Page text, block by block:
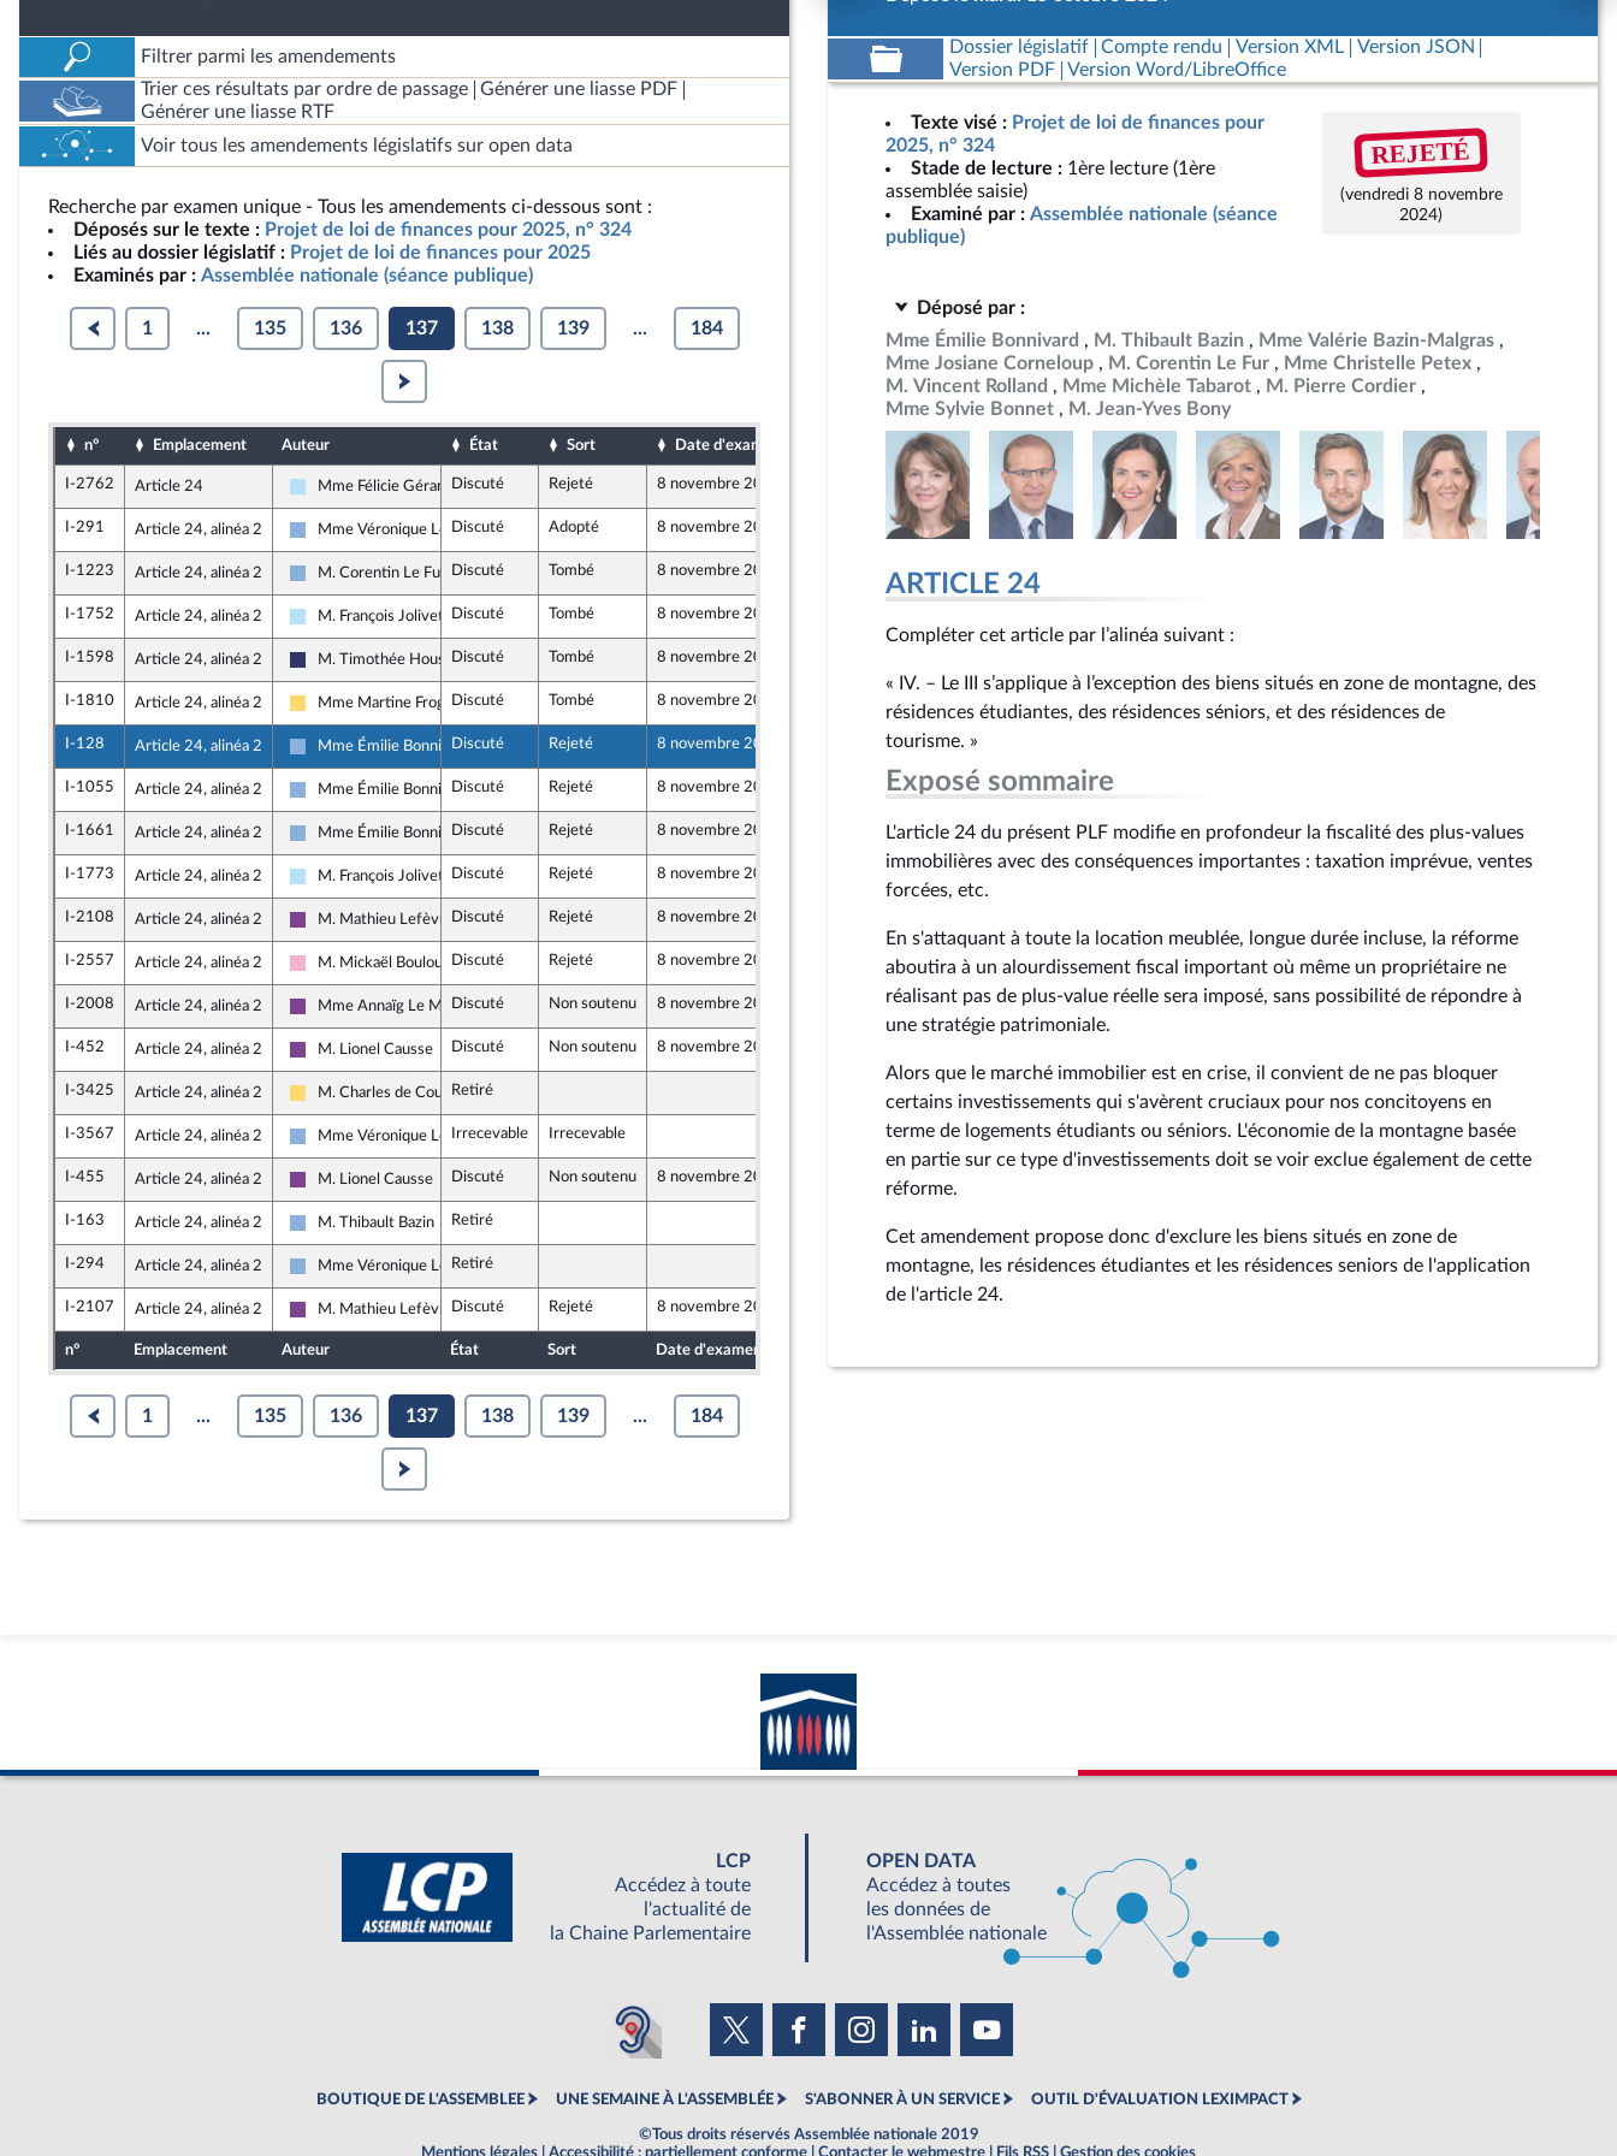
Filtrer parmi les amendements
Trier ces résultats par ordre de passage
Générer une liasse PDF
Générer une liasse RTF
Voir tous les amendements législatifs sur open data
Recherche par examen unique - Tous les amendements ci-dessous sont :
Déposés sur le texte : Projet de loi de finances pour 2025, n° 324
Liés au dossier législatif : Projet de loi de finances pour 2025
Examinés par : Assemblée nationale (séance publique)
1 ... 135 136 137 138 139 ... 184
n° Emplacement Auteur État Sort Date d'examen Date de dépôt
I-2762 Article 24
Horizons & Indépendants
Mme Félicie Gérard Discuté Rejeté 8 novembre 2024 19 octobre 2024
I-291 Article 24, alinéa 2
Droite Républicaine
Mme Véronique Louwagie
Discuté Adopté 8 novembre 2024 16 octobre 2024
I-1223 Article 24, alinéa 2
Droite Républicaine
M. Corentin Le Fur Discuté Tombé 8 novembre 2024 17 octobre 2024
I-1752 Article 24, alinéa 2
Horizons & Indépendants
M. François Jolivet Discuté Tombé 8 novembre 2024
I-1598 Article 24, alinéa 2
Rassemblement National
M. Timothée HoussinDiscuté Tombé 8 novembre 2024
I-1810 Article 24, alinéa 2
Libertés, Indépendants, Outre-mer et Territoires
Mme Martine FrogerDiscuté Tombé 8 novembre 2024
I-128 Article 24, alinéa 2
Droite Républicaine
Mme Émilie BonnivardDiscuté Rejeté 8 novembre 2024 15 octobre 2024
I-1055 Article 24, alinéa 2
Droite Républicaine
Mme Émilie BonnivardDiscuté Rejeté 8 novembre 2024 17 octobre 2024
I-1661 Article 24, alinéa 2
Droite Républicaine
Mme Émilie BonnivardDiscuté Rejeté 8 novembre 2024 18 octobre 2024
I-1773 Article 24, alinéa 2
Horizons & Indépendants
M. François Jolivet Discuté Rejeté 8 novembre 2024
I-2108 Article 24, alinéa 2
Ensemble pour la République
M. Mathieu LefèvreDiscuté Rejeté 8 novembre 2024
I-2557 Article 24, alinéa 2
Socialistes et apparentés
M. Mickaël Bouloux Discuté Rejeté 8 novembre 2024 19 octobre 2024
I-2008 Article 24, alinéa 2
Ensemble pour la République
Mme Annaïg Le MeurDiscuté Non soutenu 8 novembre 2024 18 octobre 2024
I-452 Article 24, alinéa 2
Ensemble pour la République
M. Lionel Causse Discuté Non soutenu 8 novembre 2024
I-3425 Article 24, alinéa 2
Libertés, Indépendants, Outre-mer et Territoires
M. Charles de CoursonRetiré
I-3567 Article 24, alinéa 2
Droite Républicaine
Mme Véronique Louwagie
Irrecevable Irrecevable 19 octobre 2024
I-455 Article 24, alinéa 2
Ensemble pour la République
M. Lionel Causse Discuté Non soutenu 8 novembre 2024
I-163 Article 24, alinéa 2
Droite Républicaine
M. Thibault Bazin Retiré
I-294 Article 24, alinéa 2
Droite Républicaine
Mme Véronique Louwagie
Retiré 16 octobre 2024
I-2107 Article 24, alinéa 2
Ensemble pour la République
M. Mathieu LefèvreDiscuté Rejeté 8 novembre 2024
n° Emplacement Auteur État Sort Date d'examen
1 ... 135 136 137 138 139 ... 184
Dossier législatif Compte rendu Version XML
Version JSON
Version PDF
Version Word/LibreOffice
Texte visé : Projet de loi de finances pour
2025, n° 324
Stade de lecture : 1ère lecture (1ère
assemblée saisie)
Examiné par : Assemblée nationale (séance
publique)
REJETÉ
(vendredi 8 novembre
2024)
Déposé par :
Mme Émilie Bonnivard
M. Thibault Bazin
Mme Valérie Bazin-Malgras
Mme Josiane Corneloup
M. Corentin Le Fur
Mme Christelle Petex
M. Vincent Rolland
Mme Michèle Tabarot
M. Pierre Cordier
Mme Sylvie Bonnet
M. Jean-Yves Bony
ARTICLE 24
Compléter cet article par l’alinéa suivant :
« IV. – Le III s’applique à l’exception des biens situés en zone de montagne, des
résidences étudiantes, des résidences séniors, et des résidences de
tourisme. »
Exposé sommaire
L'article 24 du présent PLF modifie en profondeur la fiscalité des plus-values
immobilières avec des conséquences importantes : taxation imprévue, ventes
forcées, etc.
En s'attaquant à toute la location meublée, longue durée incluse, la réforme
aboutira à un alourdissement fiscal important où même un propriétaire ne
réalisant pas de plus-value réelle sera imposé, sans possibilité de répondre à
une stratégie patrimoniale.
Alors que le marché immobilier est en crise, il convient de ne pas bloquer
certains investissements qui s'avèrent cruciaux pour nos concitoyens en
terme de logements étudiants ou séniors. L'économie de la montagne basée
en partie sur ce type d'investissements doit se voir exclue également de cette
réforme.
Cet amendement propose donc d'exclure les biens situés en zone de
montagne, les résidences étudiantes et les résidences seniors de l'application
de l'article 24.
LCP
Accédez à toute
l'actualité de
la Chaine Parlementaire
OPEN DATA
Accédez à toutes
les données de
l'Assemblée nationale
BOUTIQUE DE L'ASSEMBLEE UNE SEMAINE À L'ASSEMBLÉE S'ABONNER À UN SERVICE OUTIL D'ÉVALUATION LEXIMPACT
©Tous droits réservés Assemblée nationale 2019
Mentions légales
Accessibilité : partiellement conforme Contacter le webmestre Fils RSS Gestion des cookies